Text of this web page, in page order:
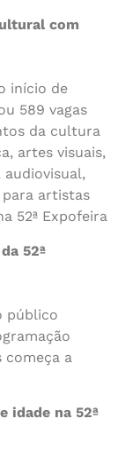
com
início de
589 vagas
da cultura
artes visuais,
artistas
52ª Expofeira
52ª
público
a
idade na 52ª